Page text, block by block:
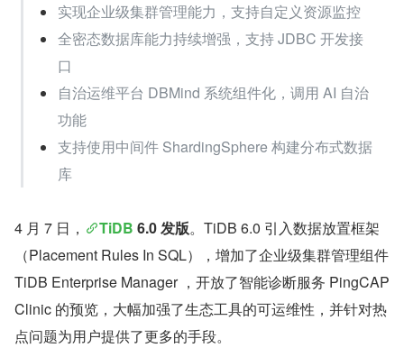
实现企业级集群管理能力，支持自定义资源监控
全密态数据库能力持续增强，支持 JDBC 开发接
口
自治运维平台 DBMind 系统组件化，调用 AI 自治
功能
支持使用中间件 ShardingSphere 构建分布式数据
库
4 月 7 日， TiDB 6.0 发版。TiDB 6.0 引入数据放置框架
（Placement Rules In SQL），增加了企业级集群管理组件
TiDB Enterprise Manager ，开放了智能诊断服务 PingCAP
Clinic 的预览，大幅加强了生态工具的可运维性，并针对热
点问题为用户提供了更多的手段。